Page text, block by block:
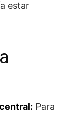
estar
Para